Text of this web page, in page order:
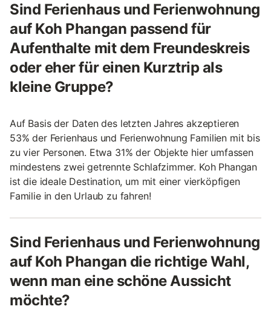
Sind Ferienhaus und Ferienwohnung
auf Koh Phangan passend für
Aufenthalte mit dem Freundeskreis
oder eher für einen Kurztrip als
kleine Gruppe?
Auf Basis der Daten des letzten Jahres akzeptieren
53% der Ferienhaus und Ferienwohnung Familien mit bis
zu vier Personen. Etwa 31% der Objekte hier umfassen
mindestens zwei getrennte Schlafzimmer. Koh Phangan
ist die ideale Destination, um mit einer vierköpfigen
Familie in den Urlaub zu fahren!
Sind Ferienhaus und Ferienwohnung
auf Koh Phangan die richtige Wahl,
wenn man eine schöne Aussicht
möchte?